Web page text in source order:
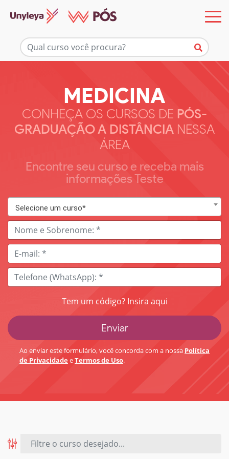
MEDICINA
CONHEÇA OS CURSOS DE PÓS-
GRADUAÇÃO A DISTÂNCIA NESSA
ÁREA
Encontre seu curso e receba mais
informações Teste
Selecione um curso*
Tem um código? Insira aqui
Ao enviar este formulário, você concorda com a nossa Política
de Privacidade eTermos de Uso.